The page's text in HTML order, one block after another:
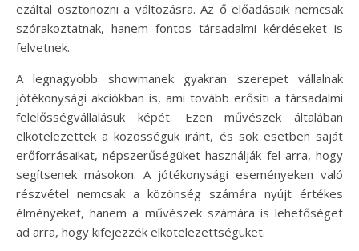
ezáltal ösztönözni a változásra. Az ő előadásaik nemcsak
szórakoztatnak, hanem fontos társadalmi kérdéseket is
felvetnek.
A legnagyobb showmanek gyakran szerepet vállalnak
jótékonysági akciókban is, ami tovább erősíti a társadalmi
felelősségvállalásuk képét. Ezen művészek általában
elkötelezettek a közösségük iránt, és sok esetben saját
erőforrásaikat, népszerűségüket használják fel arra, hogy
segítsenek másokon. A jótékonysági eseményeken való
részvétel nemcsak a közönség számára nyújt értékes
élményeket, hanem a művészek számára is lehetőséget
ad arra, hogy kifejezzék elkötelezettségüket.